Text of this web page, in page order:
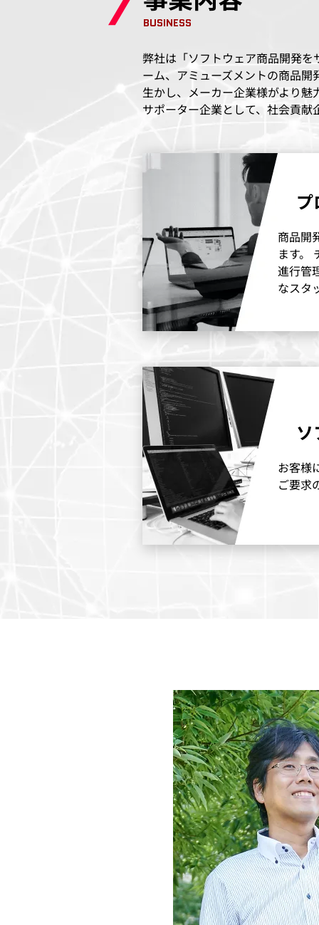
BUSINESS
弊社は「ソフトウェア商品開発
ーム、アミューズメントの商品
生かし、メーカー企業様がより
サポーター企業として、社会貢献
商品開
ます。
進行管
なスタ
お客様
ご要求